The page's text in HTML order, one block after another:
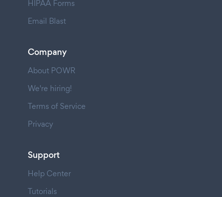
HIPAA Forms
Email Blast
Company
About POWR
We're hiring!
Terms of Service
Privacy
Support
Help Center
Tutorials